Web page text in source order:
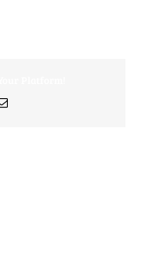
Correo